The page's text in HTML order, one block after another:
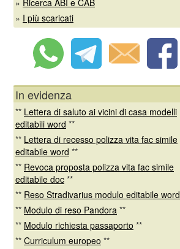
» Ricerca ABI e CAB
» I più scaricati
In evidenza
** Lettera di saluto ai vicini di casa modelli
editabili word **
** Lettera di recesso polizza vita fac simile
editabile word **
** Revoca proposta polizza vita fac simile
editabile doc **
** Reso Stradivarius modulo editabile word
** Modulo di reso Pandora **
** Modulo richiesta passaporto **
** Curriculum europeo **